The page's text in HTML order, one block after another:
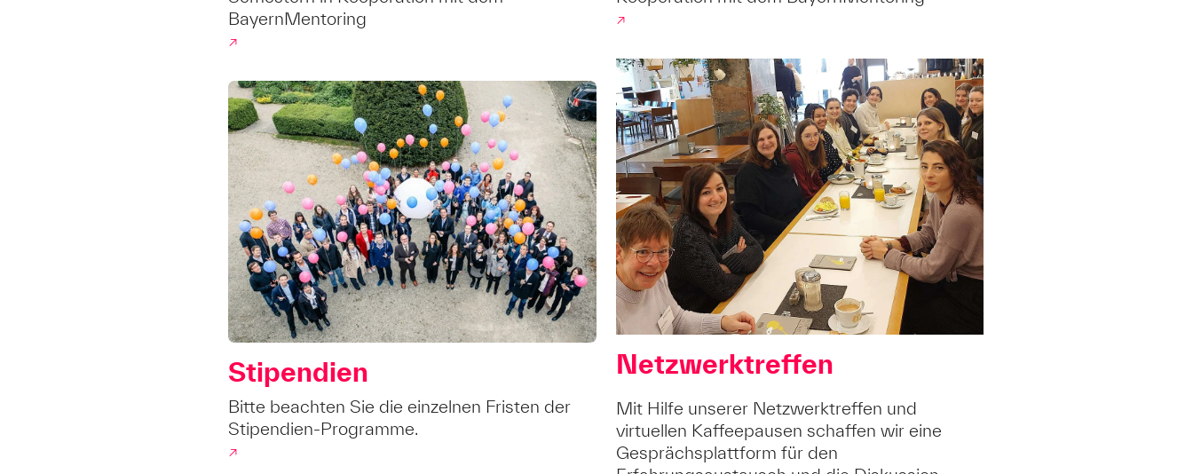
BayernMentoring
↗
Stipendien
Bitte beachten Sie die einzelnen Fristen der
Stipendien-Programme.
↗
↗
Netzwerktreffen
Mit Hilfe unserer Netzwerktreffen und
virtuellen Kaffeepausen schaffen wir eine
Gesprächsplattform für den